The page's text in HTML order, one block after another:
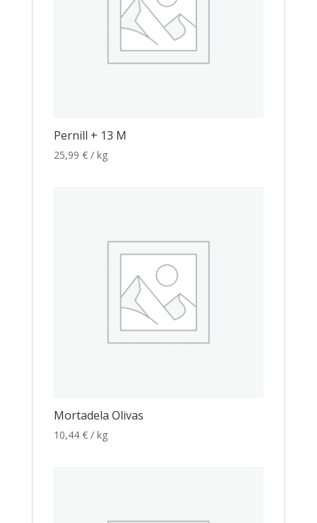
Pernill + 13 M
25,99 € / kg
Mortadela Olivas
10,44 € / kg